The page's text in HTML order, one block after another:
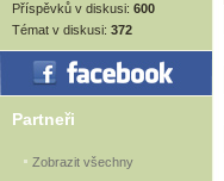
Příspěvků v diskusi: 600
Témat v diskusi: 372
Partneři
Zobrazit všechny